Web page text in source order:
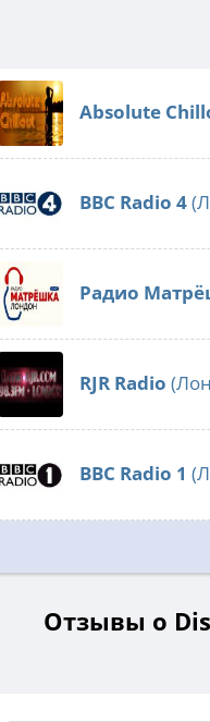
Absolute
BBC Radio 4
Радио
RJR Radio
BBC Radio 1
Отзывы о